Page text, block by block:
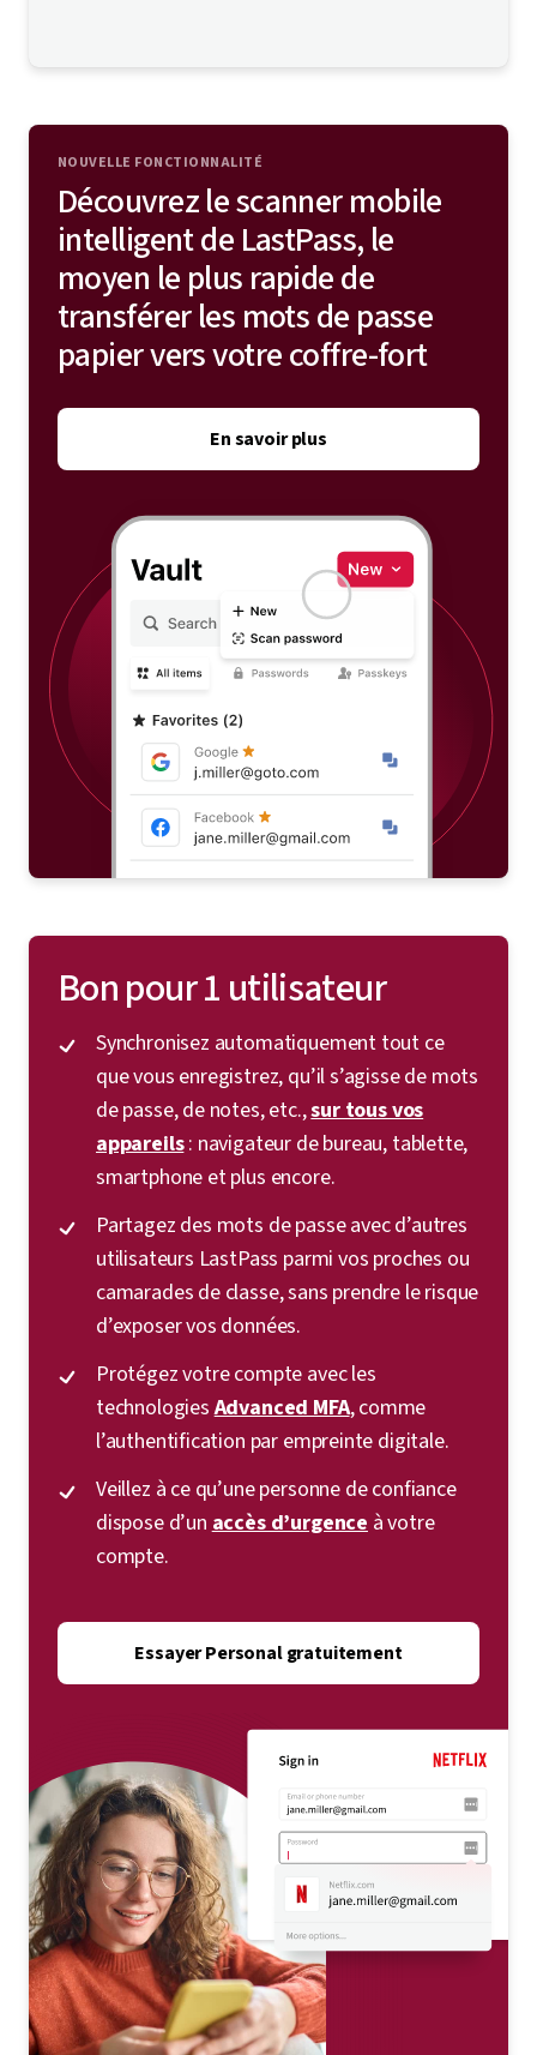
NOUVELLE FONCTIONNALITÉ
Découvrez le scanner mobile
intelligent de LastPass, le
moyen le plus rapide de
transférer les mots de passe
papier vers votre coffre-fort
En savoir plus
Bon pour 1 utilisateur
Synchronisez automatiquement tout ce
que vous enregistrez, qu’il s’agisse de mots
de passe, de notes, etc.,sur tous vos
appareils: navigateur de bureau, tablette,
smartphone et plus encore.
Partagez des mots de passe avec d’autres
utilisateurs LastPass parmi vos proches ou
camarades de classe, sans prendre le risque
d’exposer vos données.
Protégez votre compte avec les
technologiesAdvanced MFA, comme
l’authentification par empreinte digitale.
Veillez à ce qu’une personne de confiance
dispose d’unaccès d’urgenceà votre
compte.
Essayer Personal gratuitement